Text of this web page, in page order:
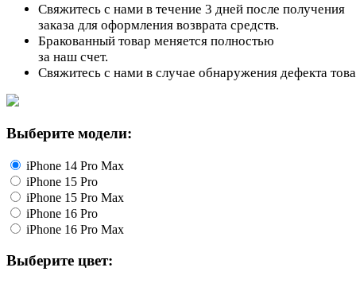
Свяжитесь с нами в течение 3 дней после получения
заказа для оформления возврата средств.
Бракованный товар меняется полностью
за наш счет.
Свяжитесь с нами в случае обнаружения дефекта
Выберите модели:
iPhone 14 Pro Max
iPhone 15 Pro
iPhone 15 Pro Max
iPhone 16 Pro
iPhone 16 Pro Max
Выберите цвет: